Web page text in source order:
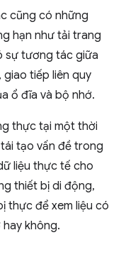
cũng có những
hạn như tải trang
sự tương tác giữa
tiếp liên quy
ổ đĩa và bộ nhớ.
thực tại một thời
tạo vấn đề trong
liệu thực tế cho
thiết bị di động,
thực để xem liệu có
không.